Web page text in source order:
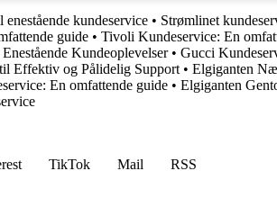
kundeservice • Strømlinet
guide • Tivoli Kundeservice: En
Kundeoplevelser• Gucci
Effektiv og Pålidelig Support • Elgiganten
En omfattende guide • Elgiganten
TikTok Mail
RSS